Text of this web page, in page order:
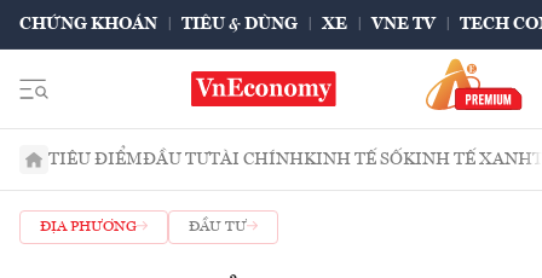
CHỨNG KHOÁN TIÊU & DÙNG XE VNE TV TECH
TIÊU ĐIỂMĐẦU TƯTÀI CHÍNHKINH TẾ SỐKINH TẾ XANH
ĐỊA PHƯƠNG ĐẦU TƯ